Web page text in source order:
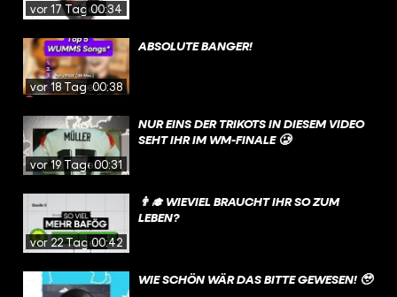
vor 17 Tagen00:34
vor 18 Tagen00:38
ABSOLUTE BANGER!
vor 19 Tagen00:31
NUR EINS DER TRIKOTS IN DIESEM VIDEO
SEHT IHR IM WM-FINALE 🥲
vor 22 Tagen00:42
👨‍🎓 WIEVIEL BRAUCHT IHR SO ZUM
LEBEN?
WIE SCHÖN WÄR DAS BITTE GEWESEN! 🥹